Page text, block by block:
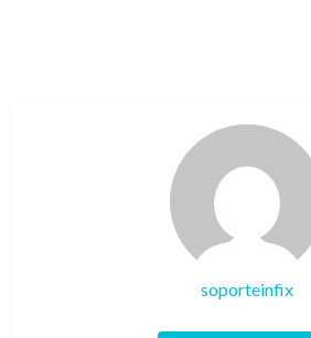
soporteinfix